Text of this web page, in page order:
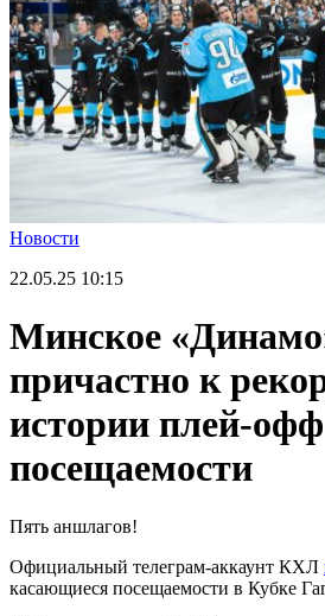
Новости
22.05.25 10:15
Минское
причастно к
истории плей-
посещаемости
Пять аншлагов!
Официальный телеграм-аккаунт КХЛ
касающиеся посещаемости в Кубке